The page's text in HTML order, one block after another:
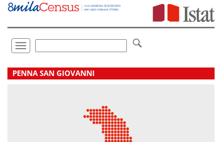
Vai
direttamente
Toggle
navigation
.
PENNA SAN GIOVANNI